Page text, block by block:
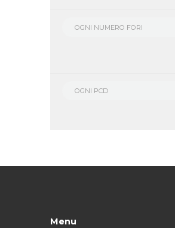
OGNI NUMERO FORI
OGNI PCD
Menu